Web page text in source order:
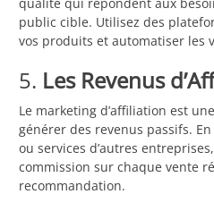
qualité qui répondent aux
public cible. Utilisez des
vos produits et automatiser les
5. Les Revenus
Le marketing d’affiliation est
générer des revenus passifs.
ou services d’autres
commission sur chaque vente
recommandation.